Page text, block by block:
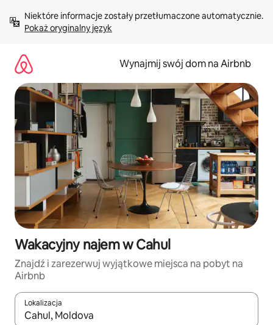
treści Pokaż oryginalny język
Wynajmij swój dom na Airbnb
Wakacyjny najem w Cahul
Znajdź i zarezerwuj wyjątkowe miejsca na pobyt na
Airbnb
Lokalizacja
Gdy wyniki będą dostępne, możesz poruszać się po nich za